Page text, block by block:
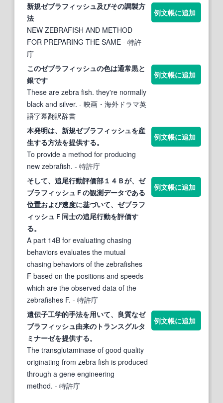
新規ゼブラフィッシュ及びその調製方
法
NEW ZEBRAFISH AND METHOD
FOR PREPARING THE SAME - 特許
庁
例文帳に追加
このゼブラフィッシュの色は通常黒と
銀です
These are zebra fish. they're normally
black and silver. - 映画・海外ドラマ英
語字幕翻訳辞書
例文帳に追加
本発明は、新規ゼブラフィッシュを産
生する方法を提供する。
To provide a method for producing
new zebrafish. - 特許庁
例文帳に追加
そして、追尾行動評価部１４Ｂが、 ゼ
ブラフィッシュ Ｆの観測データである
位置および速度に基づいて、 ゼブラフ
ィッシュ Ｆ同士の追尾行動を評価す
る。
A part 14B for evaluating chasing
behaviors evaluates the mutual
chasing behaviors of the zebrafishes
F based on the positions and speeds
which are the observed data of the
zebrafishes F. - 特許庁
例文帳に追加
遺伝子工学的手法を用いて、良質なゼ
ブラフィッシュ由来のトランスグルタ
ミナーゼを提供する。
The transglutaminase of good quality
originating from zebra fish is produced
through a gene engineering
method. - 特許庁
例文帳に追加